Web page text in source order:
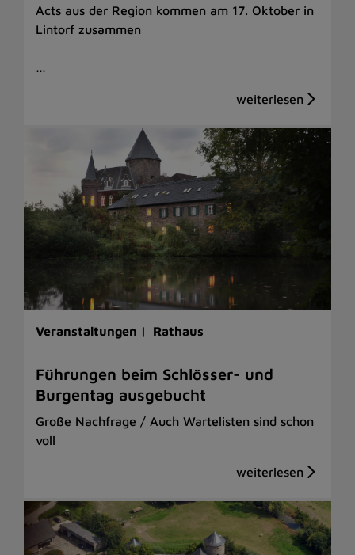
Acts aus der Region kommen am 17. Oktober in
Lintorf zusammen
…
Veranstaltungen | Rathaus
Führungen beim Schlösser- und
Burgentag ausgebucht
Große Nachfrage / Auch Wartelisten sind schon
voll